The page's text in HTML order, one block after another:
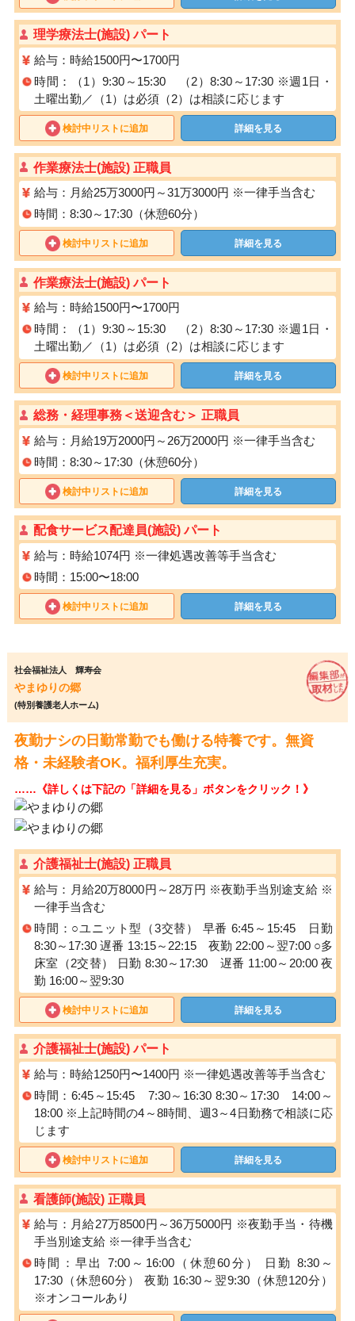
理学療法士(施設) パート
給与：時給1500円〜1700円
時間：（1）9:30～15:30 （2）8:30～17:30 ※週1日・
土曜出勤／（1）は必須（2）は相談に応じます
検討中リストに追加 詳細を見る
作業療法士(施設) 正職員
給与：月給25万3000円～31万3000円 ※一律手当含む
時間：8:30～17:30（休憩60分）
検討中リストに追加 詳細を見る
作業療法士(施設) パート
給与：時給1500円〜1700円
時間：（1）9:30～15:30 （2）8:30～17:30 ※週1日・
土曜出勤／（1）は必須（2）は相談に応じます
検討中リストに追加 詳細を見る
総務・経理事務＜送迎含む＞ 正職員
給与：月給19万2000円～26万2000円 ※一律手当含む
時間：8:30～17:30（休憩60分）
検討中リストに追加 詳細を見る
配⾷サービス配達員(施設) パート
給与：時給1074円 ※⼀律処遇改善等⼿当含む
時間：15:00〜18:00
検討中リストに追加 詳細を見る
社会福祉法人 輝寿会
やまゆりの郷
(特別養護老人ホーム)
夜勤ナシの日勤常勤でも働ける特養です。無資
格・未経験者OK。福利厚生充実。
……《詳しくは下記の「詳細を見る」ボタンをクリック！》
介護福祉士(施設) 正職員
給与：月給20万8000円～28万円 ※夜勤手当別途支給 ※
一律手当含む
時間：○ユニット型（3交替） 早番 6:45～15:45 日勤
8:30～17:30 遅番 13:15～22:15 夜勤 22:00～翌7:00 ○多
床室（2交替） 日勤 8:30～17:30 遅番 11:00～20:00 夜
勤 16:00～翌9:30
検討中リストに追加 詳細を見る
介護福祉士(施設) パート
給与：時給1250円〜1400円 ※⼀律処遇改善等⼿当含む
時間：6:45～15:45 7:30～16:30 8:30～17:30 14:00～
18:00 ※上記時間の4～8時間、週3～4日勤務で相談に応
じます
検討中リストに追加 詳細を見る
看護師(施設) 正職員
給与：月給27万8500円～36万5000円 ※夜勤手当・待機
手当別途支給 ※一律手当含む
時間：早出 7:00～16:00（休憩60分） 日勤 8:30～
17:30（休憩60分） 夜勤 16:30～翌9:30（休憩120分）
※オンコールあり